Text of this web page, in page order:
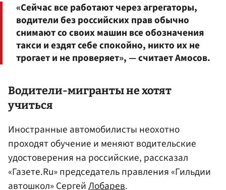
«Сейчас все работают через агрегаторы,
водители без российских прав обычно
снимают со своих машин все обозначения
такси и ездят себе спокойно, никто их не
трогает и не проверяет», — считает Амосов.
Водители-мигранты не хотят
учиться
Иностранные автомобилисты неохотно
проходят обучение и меняют водительские
удостоверения на российские, рассказал
«Газете.Ru» председатель правления «Гильдии
автошкол» СергейЛобарев.